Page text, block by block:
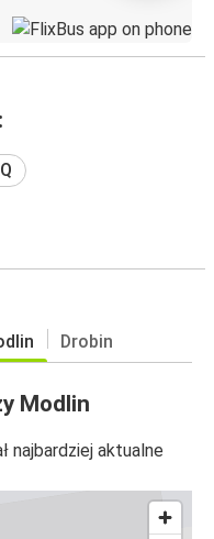
Drobin
Modlin
najbardziej aktualne